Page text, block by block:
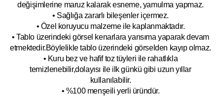
değişimlerine maruz kalarak esneme, yamulma yapmaz.
• Sağlığa zararlı bileşenler içermez.
• Özel koruyucu malzeme ile kaplanmaktadır.
• Tablo üzerindeki görsel kenarlara yansıma yaparak devam
etmektedir.Böylelikle tablo üzerindeki görselden kayıp olmaz.
• Kuru bez ve hafif toz tüyleri ile rahatlıkla
temizlenebilir,dolayısı ile ilkgünkü gibi uzun yıllar
kullanılabilir.
• %100 menşeili yerli üründür.